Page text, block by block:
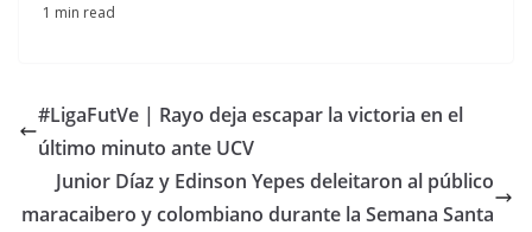
1 min read
#LigaFutVe | Rayo deja escapar la victoria en el
último minuto ante UCV
Junior Díaz y Edinson Yepes deleitaron al público
maracaibero y colombiano durante la Semana Santa